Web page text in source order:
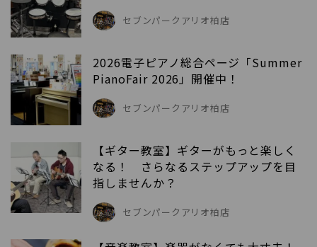
セブンパークアリオ柏店
2026電子ピアノ総合ページ「Summer
PianoFair 2026」開催中！
セブンパークアリオ柏店
【ギター教室】ギターがもっと楽しく
なる！ さらなるステップアップを目
指しませんか？
セブンパークアリオ柏店